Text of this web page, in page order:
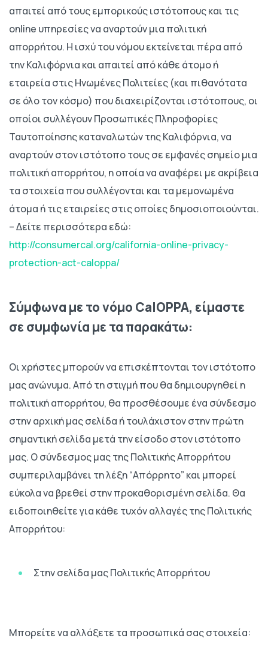
απαιτεί από τους εμπορικούς ιστότοπους και τις
online υπηρεσίες να αναρτούν μια πολιτική
απορρήτου. Η ισχύ του νόμου εκτείνεται πέρα από
την Καλιφόρνια και απαιτεί από κάθε άτομο ή
εταιρεία στις Ηνωμένες Πολιτείες (και πιθανότατα
σε όλο τον κόσμο) που διαχειρίζονται ιστότοπους, οι
οποίοι συλλέγουν Προσωπικές Πληροφορίες
Ταυτοποίησης καταναλωτών της Καλιφόρνια, να
αναρτούν στον ιστότοπο τους σε εμφανές σημείο μια
πολιτική απορρήτου, η οποία να αναφέρει με ακρίβεια
τα στοιχεία που συλλέγονται και τα μεμονωμένα
άτομα ή τις εταιρείες στις οποίες δημοσιοποιούνται.
– Δείτε περισσότερα εδώ:
http://consumercal.org/california-online-privacy-
protection-act-caloppa/
Σύμφωνα με το νόμο CalOPPA, είμαστε
σε συμφωνία με τα παρακάτω:
Οι χρήστες μπορούν να επισκέπτονται τον ιστότοπο
μας ανώνυμα. Από τη στιγμή που θα δημιουργηθεί η
πολιτική απορρήτου, θα προσθέσουμε ένα σύνδεσμο
στην αρχική μας σελίδα ή τουλάχιστον στην πρώτη
σημαντική σελίδα μετά την είσοδο στον ιστότοπο
μας. Ο σύνδεσμος μας της Πολιτικής Απορρήτου
συμπεριλαμβάνει τη λέξη “Απόρρητο” και μπορεί
εύκολα να βρεθεί στην προκαθορισμένη σελίδα. Θα
ειδοποιηθείτε για κάθε τυχόν αλλαγές της Πολιτικής
Απορρήτου:
Στην σελίδα μας Πολιτικής Απορρήτου
Μπορείτε να αλλάξετε τα προσωπικά σας στοιχεία: